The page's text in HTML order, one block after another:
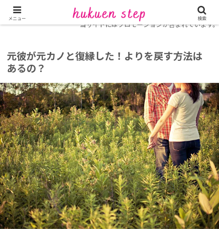
ホーム
復縁コラム
当サイトにはプロモーションが含まれています。
元彼が元カノと復縁した！よりを戻す方法は
あるの？
メニュー 検索